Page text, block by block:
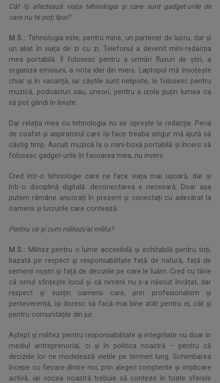
Cât îţi afectează viaţa tehnologia şi care sunt gadget-urile de
care nu te poţi lipsi?
M.S.: Tehnologia este, pentru mine, un partener de lucru, dar și
un aliat în viața de zi cu zi. Telefonul a devenit mini-redacția
mea portabilă. Îl folosesc pentru a urmări fluxuri de știri, a
organiza emisiuni, a nota idei din mers. Laptopul mă însoțește
chiar și în vacanță, iar căștile sunt nelipsite, le folosesc pentru
muzică, podcasturi sau, uneori, pentru a izola puțin lumea ca
să pot gândi în liniște.
Dar relația mea cu tehnologia nu se oprește la redacție. Peria
de coafat și aspiratorul care își face treaba singur mă ajută să
câștig timp. Ascult muzică la o mini-boxă portabilă și încerc să
folosesc gadget-urile în favoarea mea, nu invers.
Cred într-o tehnologie care ne face viața mai ușoară, dar și
într-o disciplină digitală: deconectarea e necesară. Doar așa
putem rămâne ancorați în prezent și conectați cu adevărat la
oamenii și lucrurile care contează.
Pentru ce şi cum militezi/ai milita?
M.S.: Militez pentru o lume accesibilă și echitabilă pentru toți,
bazată pe respect și responsabilitate față de natură, față de
semenii noștri și față de deciziile pe care le luăm. Cred cu tărie
că omul sfințește locul și că nimeni nu s-a născut învățat, dar
respect și susțin oamenii care, prin profesionalism și
perseverență, își doresc să facă mai bine atât pentru ei, cât și
pentru comunitățile din jur.
Aștept și militez pentru responsabilitate și integritate nu doar în
mediul antreprenorial, ci și în politica noastră – pentru că
deciziile lor ne modelează viețile pe termen lung. Schimbarea
începe cu fiecare dintre noi, prin alegeri conștiente și implicare
activă, iar vocea noastră trebuie să conteze în toate sferele